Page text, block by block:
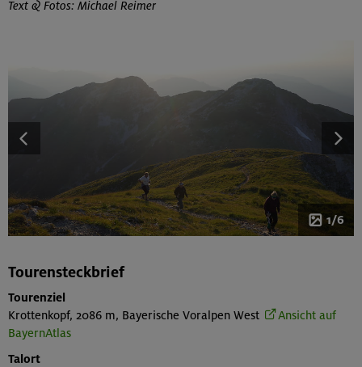
Text & Fotos: Michael Reimer
1/6
Tourensteckbrief
Tourenziel
Krottenkopf, 2086 m, Bayerische Voralpen West
Ansicht auf
BayernAtlas
Talort